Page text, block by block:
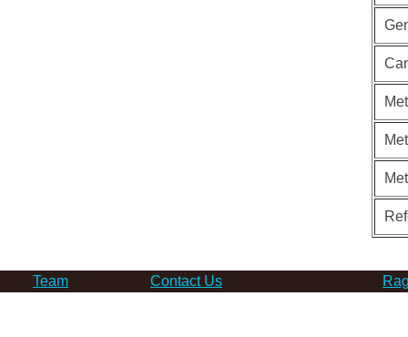
Team Contact Us